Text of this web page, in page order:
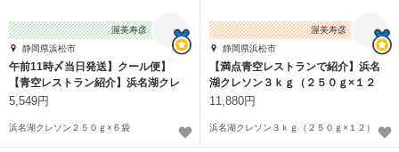
渥美寿彦
静岡県浜松市
午前11時〆当日発送】クール便】
【青空レストラン紹介】浜名湖クレ
ソン１.５ｋｇ
5,549円
浜名湖クレソン２５０ｇ×６袋
渥美寿彦
静岡県浜松市
【満点青空レストランで紹介】浜名
湖クレソン３ｋｇ（２５０ｇ×１２
袋）
11,880円
浜名湖クレソン３ｋｇ（２５０ｇ×１２）